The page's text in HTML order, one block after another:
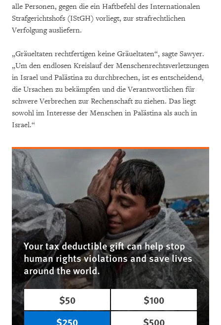
alle Personen, gegen die ein Haftbefehl des Internationalen
Strafgerichtshofs (IStGH) vorliegt, zur strafrechtlichen
Verfolgung ausliefern.
„Gräueltaten rechtfertigen keine Gräueltaten“, sagte Sawyer.
„Um den endlosen Kreislauf der Menschenrechtsverletzungen
in Israel und Palästina zu durchbrechen, ist es entscheidend,
die Ursachen zu bekämpfen und die Verantwortlichen für
schwere Verbrechen zur Rechenschaft zu ziehen. Das liegt
sowohl im Interesse der Menschen in Palästina als auch in
Israel.“
Your tax deductible gift can help stop
human rights violations and save lives
around the world.
$50
$100
$250
$500